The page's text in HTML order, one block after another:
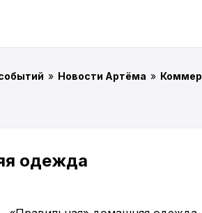
» Новости Артёма »
одежда